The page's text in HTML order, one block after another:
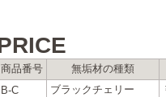
商品番号 無垢材の種類
B-C
ブラックチェリー